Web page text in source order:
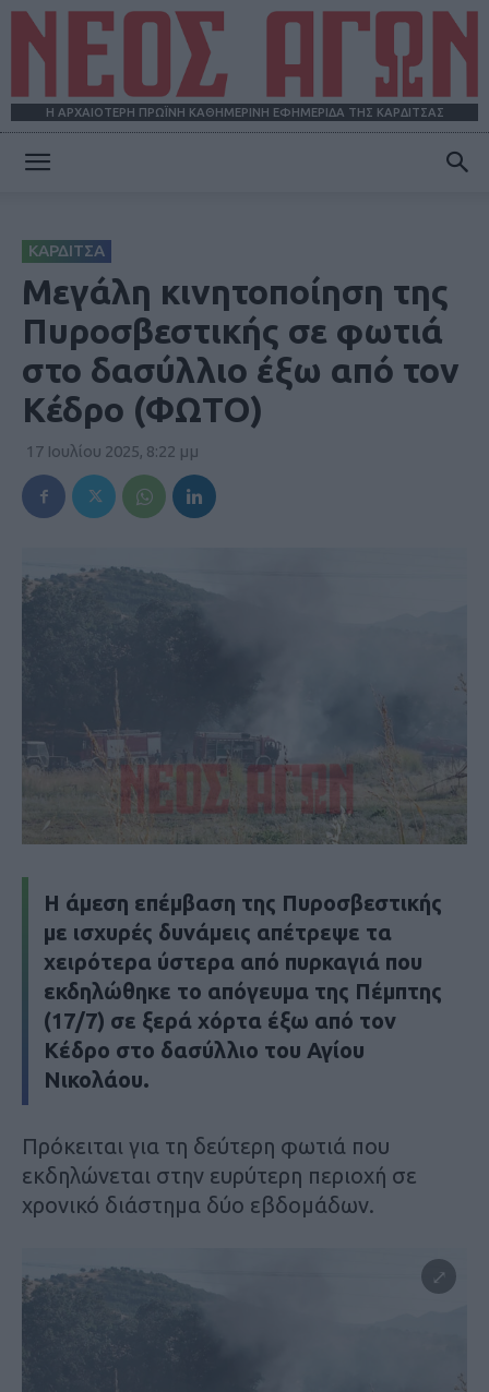
Η ΑΡΧΑΙΟΤΕΡΗ ΠΡΩΪΝΗ ΚΑΘΗΜΕΡΙΝΗ ΕΦΗΜΕΡΙΔΑ ΤΗΣ ΚΑΡΔΙΤΣΑΣ
ΚΑΡΔΙΤΣΑ
Μεγάλη κινητοποίηση της
Πυροσβεστικής σε φωτιά
στο δασύλλιο έξω από τον
Κέδρο (ΦΩΤΟ)
17 Ιουλίου 2025, 8:22 μμ
H άμεση επέμβαση της Πυροσβεστικής
με ισχυρές δυνάμεις απέτρεψε τα
χειρότερα ύστερα από πυρκαγιά που
εκδηλώθηκε το απόγευμα της Πέμπτης
(17/7) σε ξερά χόρτα έξω από τον
Κέδρο στο δασύλλιο του Αγίου
Νικολάου.
Πρόκειται για τη δεύτερη φωτιά που
εκδηλώνεται στην ευρύτερη περιοχή σε
χρονικό διάστημα δύο εβδομάδων.